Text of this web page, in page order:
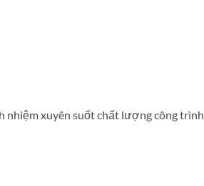
nhiệm xuyên suốt chất lượng công trình.